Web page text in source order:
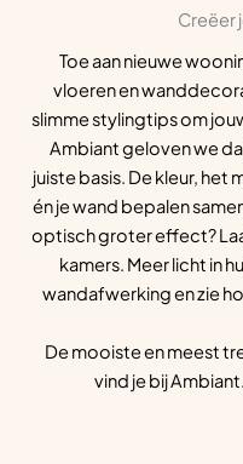
Creëer
Toe aan nieuwe
vloeren en
slimme stylingtips om
Ambiant geloven we
juiste basis. De kleur, het
én je wand bepalen
optisch groter effect?
kamers. Meer licht in
wandafwerking en zie
De mooiste en meest
vind je bij